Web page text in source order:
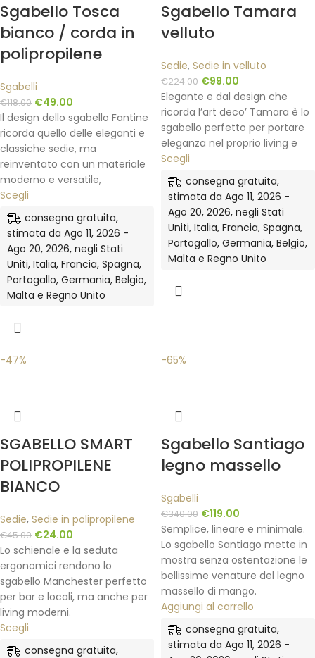
Sgabello Tosca
bianco / corda in
polipropilene
Sgabelli
€118.00 €49.00
Il design dello sgabello Fantine
ricorda quello delle eleganti e
classiche sedie, ma
reinventato con un materiale
moderno e versatile,
Scegli
consegna gratuita,
stimata da Ago 11, 2026 -
Ago 20, 2026, negli Stati
Uniti, Italia, Francia, Spagna,
Portogallo, Germania, Belgio,
Malta e Regno Unito
Sgabello Tamara
velluto
Sedie, Sedie in velluto
€224.00 €99.00
Elegante e dal design che
ricorda l’art deco’ Tamara è lo
sgabello perfetto per portare
eleganza nel proprio living e
Scegli
consegna gratuita,
stimata da Ago 11, 2026 -
Ago 20, 2026, negli Stati
Uniti, Italia, Francia, Spagna,
Portogallo, Germania, Belgio,
Malta e Regno Unito
-47%
SGABELLO SMART
POLIPROPILENE
BIANCO
Sedie, Sedie in polipropilene
€45.00 €24.00
Lo schienale e la seduta
ergonomici rendono lo
sgabello Manchester perfetto
per bar e locali, ma anche per
living moderni.
Scegli
consegna gratuita,
-65%
Sgabello Santiago
legno massello
Sgabelli
€340.00 €119.00
Semplice, lineare e minimale.
Lo sgabello Santiago mette in
mostra senza ostentazione le
bellissime venature del legno
massello di mango.
Aggiungi al carrello
consegna gratuita,
stimata da Ago 11, 2026 -